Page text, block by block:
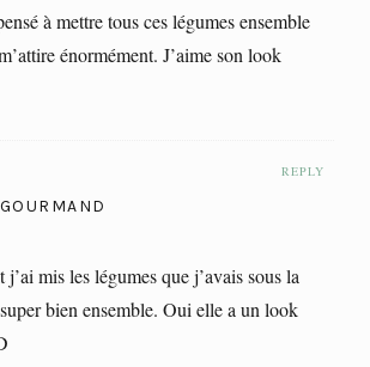
à mettre tous ces légumes ensemble
énormément. J’aime son look
REPLY
j’ai mis les légumes que j’avais sous la
bien ensemble. Oui elle a un look